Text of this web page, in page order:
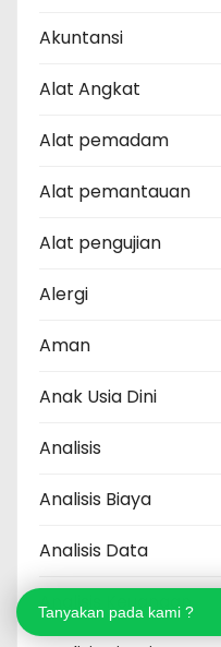
Akuntansi
Alat Angkat
Alat pemadam
Alat pemantauan
Alat pengujian
Alergi
Aman
Anak Usia Dini
Analisis
Analisis Biaya
Analisis Data
Analisis Keuangan
Tanyakan pada kami ?